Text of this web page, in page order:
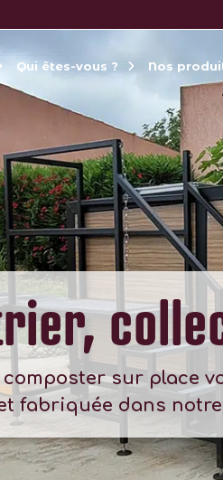
Qui êtes-vous ? Nos
sur place
fabriquée dans